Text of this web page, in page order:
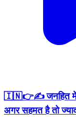
🇮🇳👉✍️ जनहित में
अगर सहमत है तो